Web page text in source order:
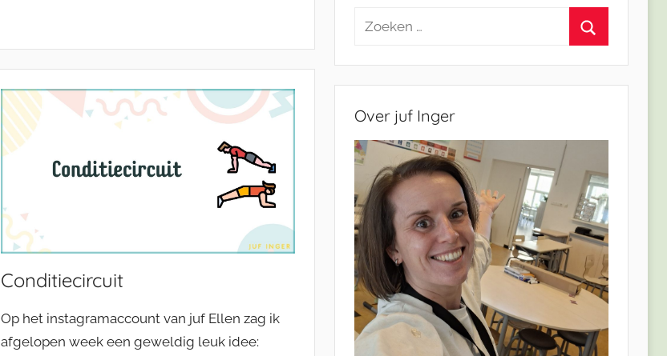
Conditiecircuit
Op het instagramaccount van juf Ellen zag ik
afgelopen week een geweldig leuk idee:
Zoeken
Over juf Inger